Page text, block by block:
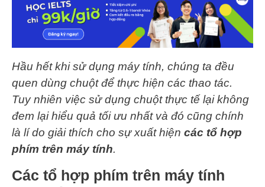
Hầu hết khi sử dụng máy tính, chúng ta đều
quen dùng chuột để thực hiện các thao tác.
Tuy nhiên việc sử dụng chuột thực tế lại không
đem lại hiểu quả tối ưu nhất và đó cũng chính
là lí do giải thích cho sự xuất hiện các tổ hợp
phím trên máy tính.
Các tổ hợp phím trên máy tính